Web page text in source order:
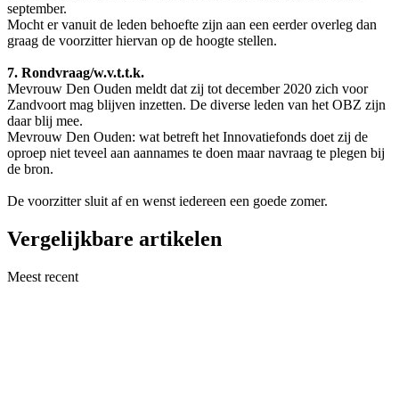
september.
Mocht er vanuit de leden behoefte zijn aan een eerder overleg dan
graag de voorzitter hiervan op de hoogte stellen.
7. Rondvraag/w.v.t.t.k.
Mevrouw Den Ouden meldt dat zij tot december 2020 zich voor
Zandvoort mag blijven inzetten. De diverse leden van het OBZ zijn
daar blij mee.
Mevrouw Den Ouden: wat betreft het Innovatiefonds doet zij de
oproep niet teveel aan aannames te doen maar navraag te plegen bij
de bron.
De voorzitter sluit af en wenst iedereen een goede zomer.
Vergelijkbare artikelen
Meest recent